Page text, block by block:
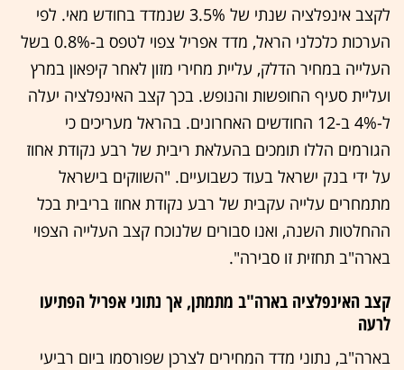
לקצב אינפלציה שנתי של 3.5% שנמדד בחודש מאי. לפי
הערכות כלכלני הראל, מדד אפריל צפוי לטפס ב-0.8% בשל
העלייה במחיר הדלק, עליית מחירי מזון לאחר קיפאון במרץ
ועליית סעיף החופשות והנופש. בכך קצב האינפלציה יעלה
ל-4% ב-12 החודשים האחרונים. בהראל מעריכים כי
הגורמים הללו תומכים בהעלאת ריבית של רבע נקודת אחוז
על ידי בנק ישראל בעוד כשבועיים. "השווקים בישראל
מתמחרים עלייה עקבית של רבע נקודת אחוז בריבית בכל
ההחלטות השנה, ואנו סבורים שלנוכח קצב העלייה הצפוי
בארה"ב תחזית זו סבירה".
קצב האינפלציה בארה"ב מתמתן, אך נתוני אפריל הפתיעו
לרעה
בארה"ב, נתוני מדד המחירים לצרכן שפורסמו ביום רביעי